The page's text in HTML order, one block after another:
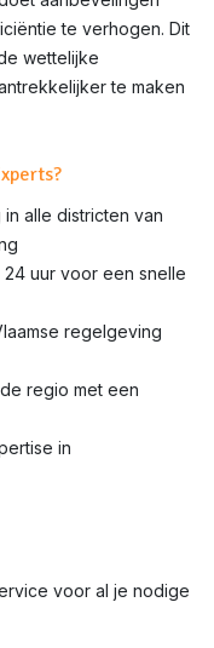
te verhogen. Dit
wettelijke
te maken
alle districten van
uur voor een snelle
regelgeving
regio met een
in
voor al je nodige